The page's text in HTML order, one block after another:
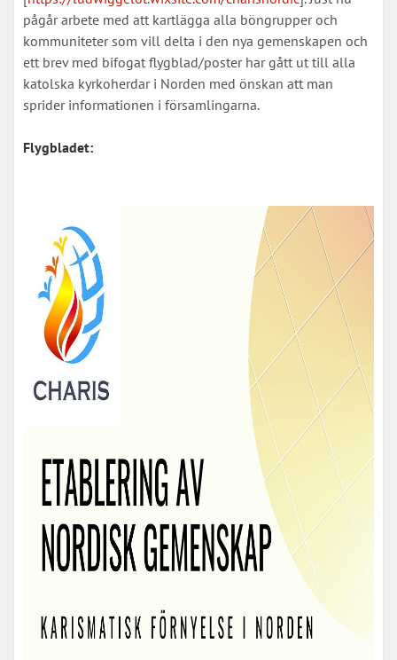
pågår arbete med att kartlägga alla böngrupper och
kommuniteter som vill delta i den nya gemenskapen och
ett brev med bifogat flygblad/poster har gått ut till alla
katolska kyrkoherdar i Norden med önskan att man
sprider informationen i församlingarna.
Flygbladet: